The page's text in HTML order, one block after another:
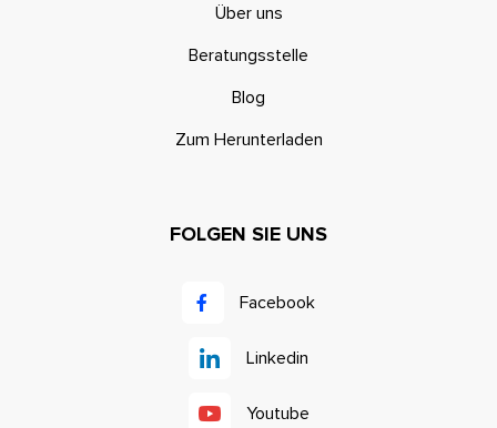
Über uns
Beratungsstelle
Blog
Zum Herunterladen
FOLGEN SIE UNS
Facebook
Linkedin
Youtube